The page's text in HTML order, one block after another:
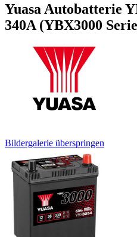
Yuasa Autobatterie
340A (YBX3000
Bildergalerie überspringen